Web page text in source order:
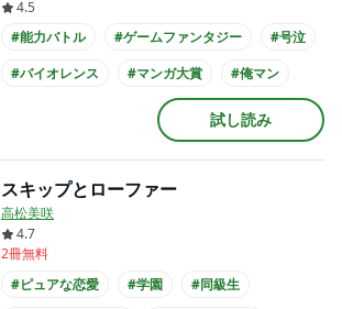
4.5
#能力バトル
#ゲームファンタジー
#号泣
#バイオレンス
#マンガ大賞
#俺マン
試し読み
スキップとローファー
高松美咲
4.7
2冊無料
#ピュアな恋愛
#学園
#同級生